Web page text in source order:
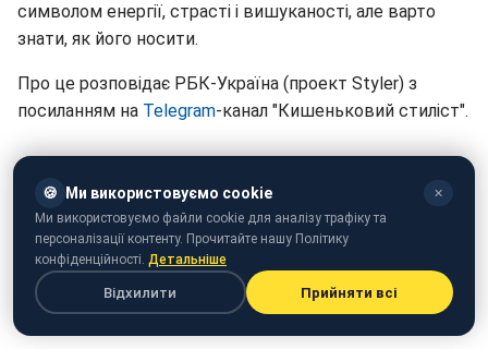
символом енергії, страсті і вишуканості, але варто
знати, як його носити.
Про це розповідає РБК-Україна (проект Styler) з
посиланням на Telegram-канал "Кишеньковий стиліст".
🍪 Ми використовуємо cookie ✕
Ми використовуємо файли cookie для аналізу трафіку та
персоналізації контенту. Прочитайте нашу Політику
конфіденційності. Детальніше
Відхилити Прийняти всі